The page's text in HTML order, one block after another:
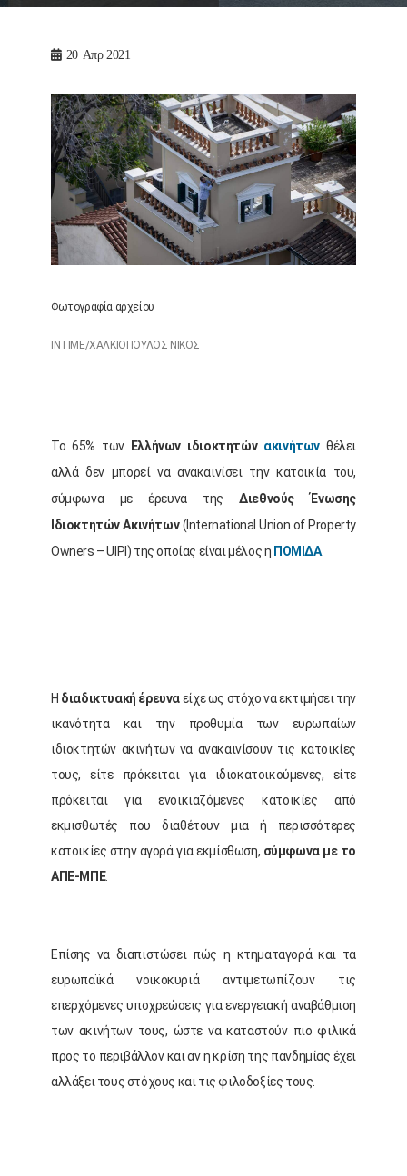
20 Απρ 2021
Φωτογραφία αρχείου
INTIME/ΧΑΛΚΙΟΠΟΥΛΟΣ ΝΙΚΟΣ
Το 65% των Ελλήνων ιδιοκτητών ακινήτωνθέλει
αλλά δεν μπορεί να ανακαινίσει την κατοικία του,
σύμφωνα με έρευνα της Διεθνούς Ένωσης
Ιδιοκτητών Ακινήτων(International Union of Property
Owners – UIPI) της οποίας είναι μέλος η ΠΟΜΙΔΑ.
Η διαδικτυακή έρευναείχε ως στόχο να εκτιμήσει την
ικανότητα και την προθυμία των ευρωπαίων
ιδιοκτητών ακινήτων να ανακαινίσουν τις κατοικίες
τους, είτε πρόκειται για ιδιοκατοικούμενες, είτε
πρόκειται για ενοικιαζόμενες κατοικίες από
εκμισθωτές που διαθέτουν μια ή περισσότερες
κατοικίες στην αγορά για εκμίσθωση, σύμφωνα με το
ΑΠΕ-ΜΠΕ.
Επίσης να διαπιστώσει πώς η κτηματαγορά και τα
ευρωπαϊκά νοικοκυριά αντιμετωπίζουν τις
επερχόμενες υποχρεώσεις για ενεργειακή αναβάθμιση
των ακινήτων τους, ώστε να καταστούν πιο φιλικά
προς το περιβάλλον και αν η κρίση της πανδημίας έχει
αλλάξει τους στόχους και τις φιλοδοξίες τους.